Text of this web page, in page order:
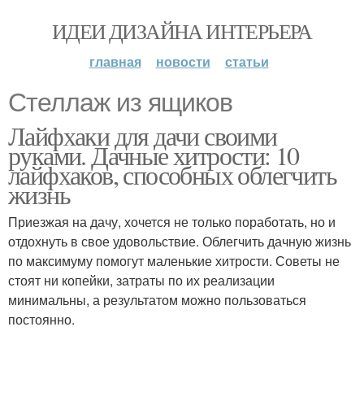
ИДЕИ ДИЗАЙНА ИНТЕРЬЕРА
главная новости статьи
Стеллаж из ящиков
Лайфхаки для дачи своими
руками. Дачные хитрости: 10
лайфхаков, способных облегчить
жизнь
Приезжая на дачу, хочется не только поработать, но и
отдохнуть в свое удовольствие. Облегчить дачную жизнь
по максимуму помогут маленькие хитрости. Советы не
стоят ни копейки, затраты по их реализации
минимальны, а результатом можно пользоваться
постоянно.